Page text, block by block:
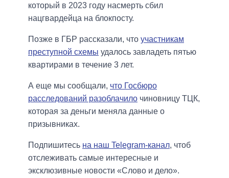
который в 2023 году насмерть сбил
нацгвардейца на блокпосту.
Позже в ГБР рассказали, что участникам
преступной схемы удалось завладеть пятью
квартирами в течение 3 лет.
А еще мы сообщали, что Госбюро
расследований разоблачило чиновницу ТЦК,
которая за деньги меняла данные о
призывниках.
Подпишитесь на наш Telegram-канал, чтоб
отслеживать самые интересные и
эксклюзивные новости «Слово и дело».